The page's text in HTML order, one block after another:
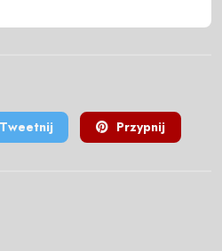
Tweetnij Przypnij